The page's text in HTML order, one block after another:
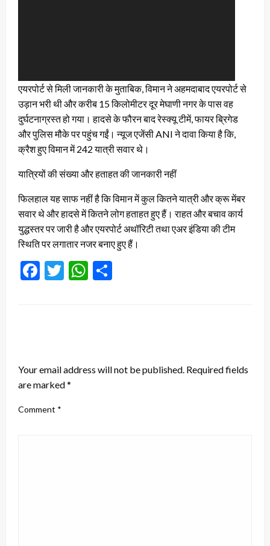
एयरपोर्ट से मिली जानकारी के मुताबिक, विमान ने अहमदाबाद एयरपोर्ट से
उड़ान भरी थी और करीब 15 किलोमीटर दूर मेघाणी नगर के पास वह
दुर्घटनाग्रस्त हो गया। हादसे के फौरन बाद रेस्क्यू टीमें, फायर ब्रिगेड
और पुलिस मौके पर पहुंच गईं। न्यूज एजेंसी ANI ने दावा किया है कि,
क्रैश हुए विमान में 242 यात्री सवार थे।
यात्रियों की संख्या और हताहत की जानकारी नहीं
फिलहाल यह साफ नहीं है कि विमान में कुल कितने यात्री और क्रू मेंबर
सवार थे और हादसे में कितने लोग हताहत हुए हैं। राहत और बचाव कार्य
युद्धस्तर पर जारी है और एयरपोर्ट अथॉरिटी तथा एअर इंडिया की टीम
स्थिति पर लगातार नजर बनाए हुए हैं।
Facebook
TwitterWhatsApp
Your email address will not be published. Required fields
are marked*
Comment *